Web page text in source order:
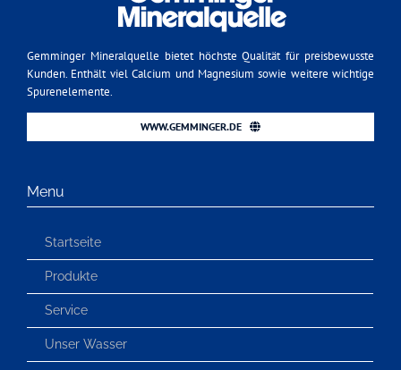
Gemminger Mineralquelle bietet höchste Qualität für preisbewusste
Kunden. Enthält viel Calcium und Magnesium sowie weitere wichtige
Spurenelemente.
WWW.GEMMINGER.DE
Menu
Startseite
Produkte
Service
Unser Wasser